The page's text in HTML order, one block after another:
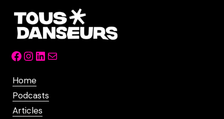
Facebook
Instagram
LinkedIn
Mail
Home
Podcasts
Articles